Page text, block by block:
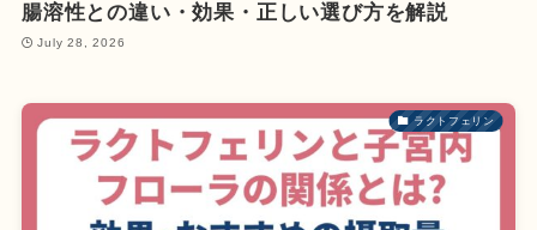
腸溶性との違い・効果・正しい選び方を解説
July 28, 2026
ラクトフェリン